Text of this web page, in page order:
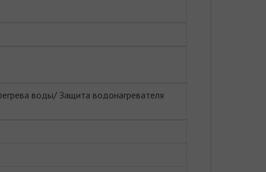
воды/ Защита водонагревателя